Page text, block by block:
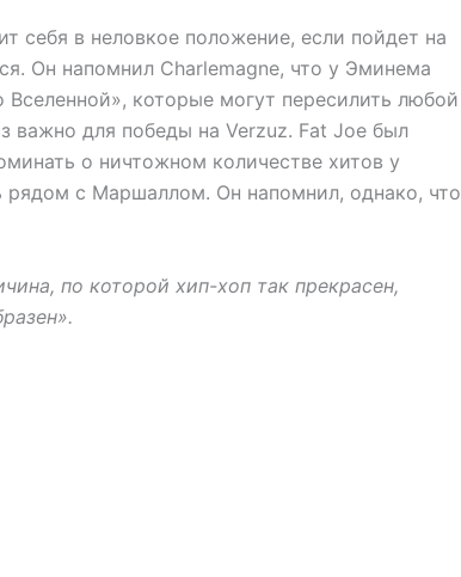
себя в неловкое положение, если пойдет на
Он напомнил Charlemagne, что у Эминема
которые могут пересилить любой
важно для победы на Verzuz. Fat Joe был
о ничтожном количестве хитов у
рядом с Маршаллом. Он напомнил, однако, что
по которой хип-хоп так прекрасен,